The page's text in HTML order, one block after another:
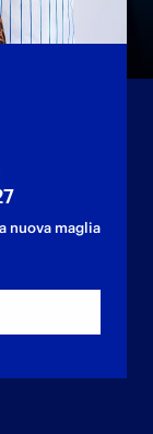
nuova maglia